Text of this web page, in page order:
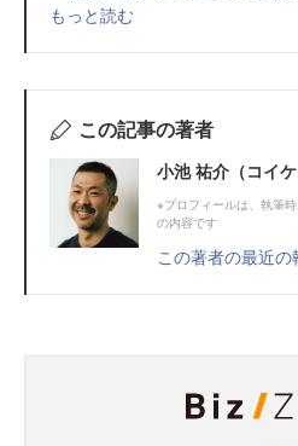
もっと読む
この記事の著者
小池 祐介（コイケ
※プロフィールは、執筆
の内容です
この著者の最近の